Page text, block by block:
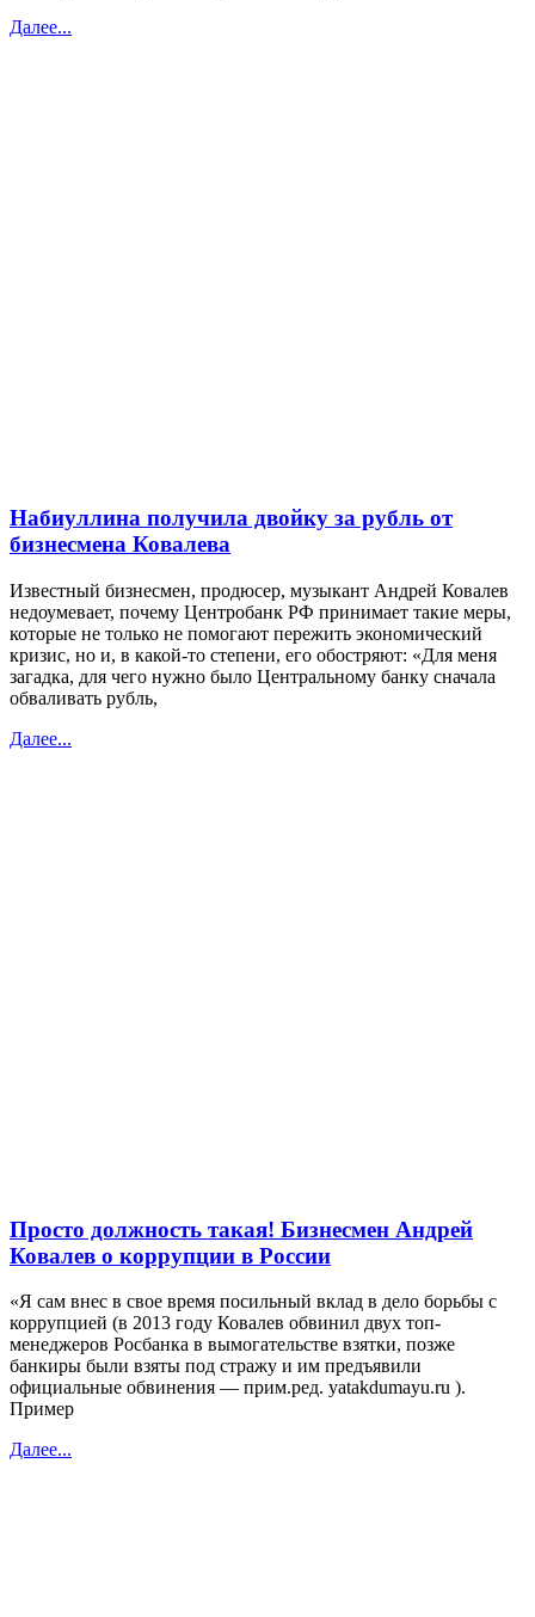
Далее...
Набиуллина получила двойку за рубль от
бизнесмена Ковалева
Известный бизнесмен, продюсер, музыкант Андрей Ковалев
недоумевает, почему Центробанк РФ принимает такие меры,
которые не только не помогают пережить экономический
кризис, но и, в какой-то степени, его обостряют: «Для меня
загадка, для чего нужно было Центральному банку сначала
обваливать рубль,
Далее...
Просто должность такая! Бизнесмен Андрей
Ковалев о коррупции в России
«Я сам внес в свое время посильный вклад в дело борьбы с
коррупцией (в 2013 году Ковалев обвинил двух топ-
менеджеров Росбанка в вымогательстве взятки, позже
банкиры были взяты под стражу и им предъявили
официальные обвинения — прим.ред. yatakdumayu.ru ).
Пример
Далее...